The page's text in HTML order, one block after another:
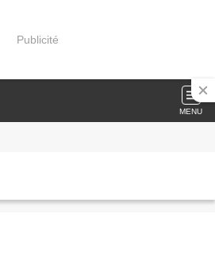
Publicité
MENU